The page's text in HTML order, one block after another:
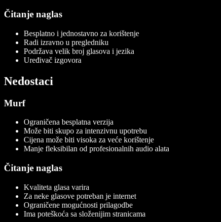
Čitanje naglas
Besplatno i jednostavno za korištenje
Radi izravno u pregledniku
Podržava velik broj glasova i jezika
Uređivač izgovora
Nedostaci
Murf
Ograničena besplatna verzija
Može biti skupo za intenzivnu upotrebu
Cijena može biti visoka za veće korištenje
Manje fleksibilan od profesionalnih audio alata
Čitanje naglas
Kvaliteta glasa varira
Za neke glasove potreban je internet
Ograničene mogućnosti prilagodbe
Ima poteškoća sa složenijim stranicama